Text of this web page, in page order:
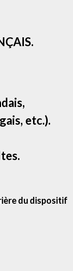
etc.).
du dispositif